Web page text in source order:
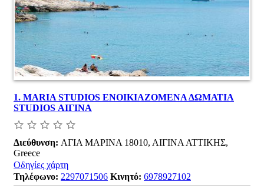
1. MARIA STUDIOS ΕΝΟΙΚΙΑΖΟΜΕΝΑ ΔΩΜΑΤΙΑ
STUDIOS ΑΙΓΙΝΑ
Διεύθυνση: ΑΓΙΑ ΜΑΡΙΝΑ 18010, ΑΙΓΙΝΑ ΑΤΤΙΚΗΣ,
Greece
Οδηγίες χάρτη
Τηλέφωνο: 2297071506 Κινητό: 6978927102